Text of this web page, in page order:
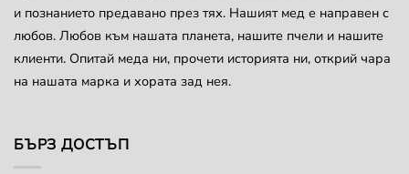
the
product
page
the
product
page
и познанието предавано през тях. Нашият мед е направен с
любов. Любов към нашата планета, нашите пчели и нашите
клиенти. Опитай меда ни, прочети историята ни, открий чара
на нашата марка и хората зад нея.
БЪРЗ ДОСТЪП